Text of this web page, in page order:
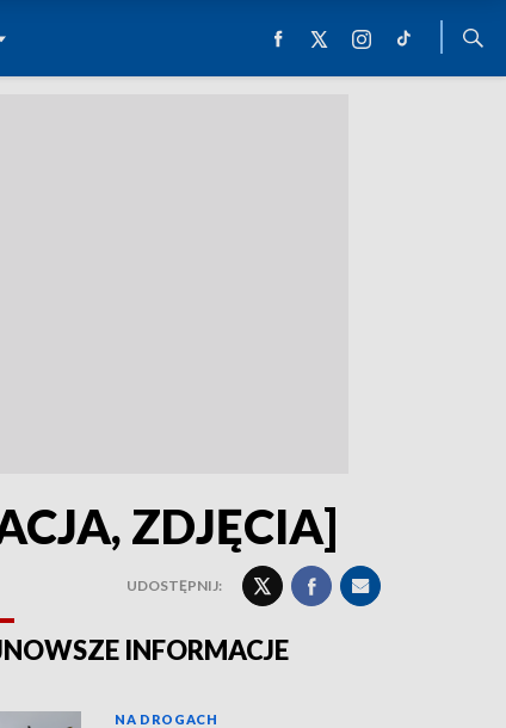
ZDJĘCIA]
UDOSTĘPNIJ:
INFORMACJE
NA DROGACH